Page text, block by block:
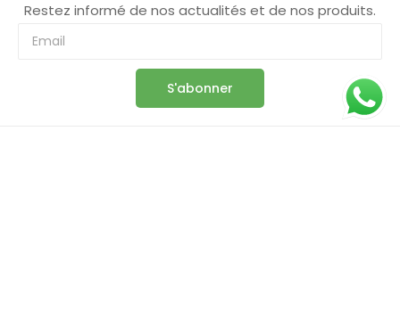
Restez informé de nos actualités et de nos produits.
S'abonner